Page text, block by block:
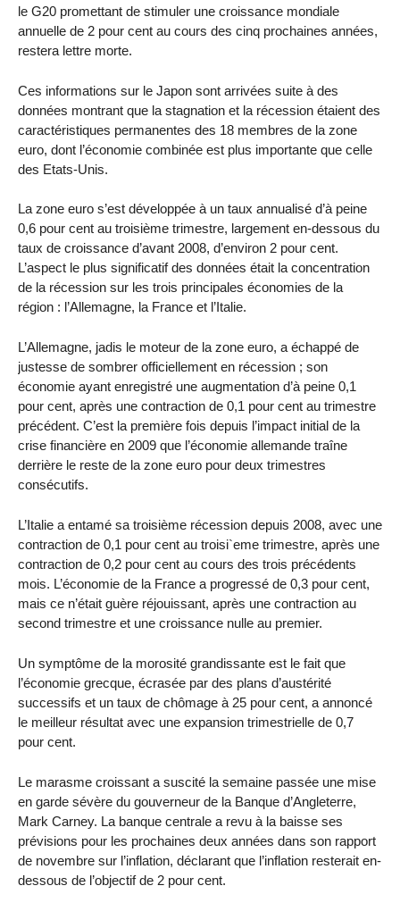
le G20 promettant de stimuler une croissance mondiale
annuelle de 2 pour cent au cours des cinq prochaines années,
restera lettre morte.
Ces informations sur le Japon sont arrivées suite à des
données montrant que la stagnation et la récession étaient des
caractéristiques permanentes des 18 membres de la zone
euro, dont l’économie combinée est plus importante que celle
des Etats-Unis.
La zone euro s’est développée à un taux annualisé d’à peine
0,6 pour cent au troisième trimestre, largement en-dessous du
taux de croissance d’avant 2008, d’environ 2 pour cent.
L’aspect le plus significatif des données était la concentration
de la récession sur les trois principales économies de la
région : l’Allemagne, la France et l’Italie.
L’Allemagne, jadis le moteur de la zone euro, a échappé de
justesse de sombrer officiellement en récession ; son
économie ayant enregistré une augmentation d’à peine 0,1
pour cent, après une contraction de 0,1 pour cent au trimestre
précédent. C’est la première fois depuis l’impact initial de la
crise financière en 2009 que l’économie allemande traîne
derrière le reste de la zone euro pour deux trimestres
consécutifs.
L’Italie a entamé sa troisième récession depuis 2008, avec une
contraction de 0,1 pour cent au troisi`eme trimestre, après une
contraction de 0,2 pour cent au cours des trois précédents
mois. L’économie de la France a progressé de 0,3 pour cent,
mais ce n’était guère réjouissant, après une contraction au
second trimestre et une croissance nulle au premier.
Un symptôme de la morosité grandissante est le fait que
l’économie grecque, écrasée par des plans d’austérité
successifs et un taux de chômage à 25 pour cent, a annoncé
le meilleur résultat avec une expansion trimestrielle de 0,7
pour cent.
Le marasme croissant a suscité la semaine passée une mise
en garde sévère du gouverneur de la Banque d’Angleterre,
Mark Carney. La banque centrale a revu à la baisse ses
prévisions pour les prochaines deux années dans son rapport
de novembre sur l’inflation, déclarant que l’inflation resterait en-
dessous de l’objectif de 2 pour cent.